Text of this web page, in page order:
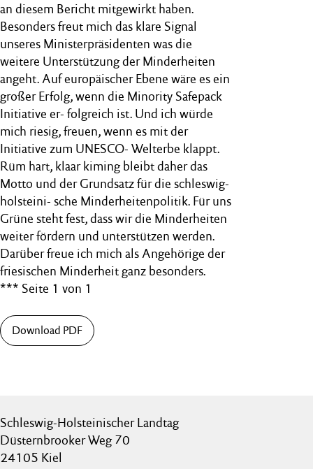
an diesem Bericht mitgewirkt haben.
Besonders freut mich das klare Signal
unseres Ministerpräsidenten was die
weitere Unterstützung der Minderheiten
angeht. Auf europäischer Ebene wäre es ein
großer Erfolg, wenn die Minority Safepack
Initiative er- folgreich ist. Und ich würde
mich riesig, freuen, wenn es mit der
Initiative zum UNESCO- Welterbe klappt.
Rüm hart, klaar kiming bleibt daher das
Motto und der Grundsatz für die schleswig-
holsteini- sche Minderheitenpolitik. Für uns
Grüne steht fest, dass wir die Minderheiten
weiter fördern und unterstützen werden.
Darüber freue ich mich als Angehörige der
friesischen Minderheit ganz besonders.
*** Seite 1 von 1
Download PDF
Schleswig-Holsteinischer Landtag
Düsternbrooker Weg 70
24105 Kiel